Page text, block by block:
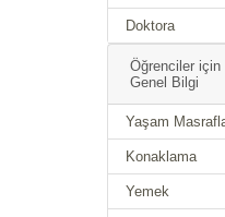
Doktora
Öğrenciler için
Genel Bilgi
Yaşam
Konaklama
Yemek